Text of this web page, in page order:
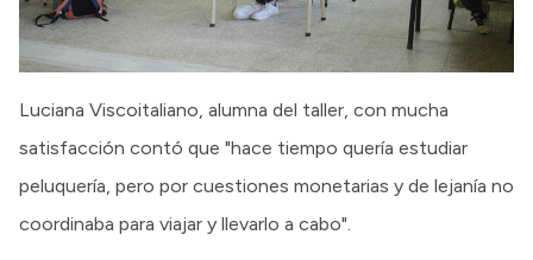
Luciana Viscoitaliano, alumna del taller, con mucha
satisfacción contó que "hace tiempo quería estudiar
peluquería, pero por cuestiones monetarias y de lejanía no
coordinaba para viajar y llevarlo a cabo".